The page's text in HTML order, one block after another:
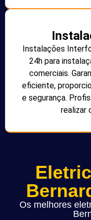
Instalações
24h para
comerciais.
eficiente,
e segurança.
realizar
Os melhores